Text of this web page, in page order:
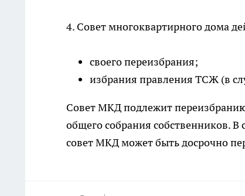
4. Совет многоквартирного дома
своего переизбрания;
избрания правления ТСЖ (в
Совет МКД подлежит
общего собрания собственников.
совет МКД может быть досрочно